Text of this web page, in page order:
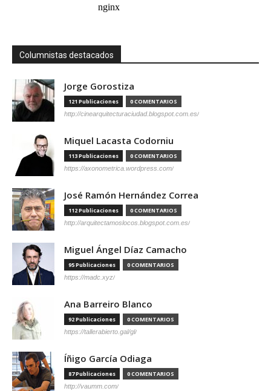
Columnistas destacados
Jorge Gorostiza
121 Publicaciones 0 COMENTARIOS
http://cinearquitecturaciudad.blogspot.com.es/
Miquel Lacasta Codorniu
113 Publicaciones 0 COMENTARIOS
https://axonometrica.wordpress.com/
José Ramón Hernández Correa
112 Publicaciones 0 COMENTARIOS
http://arquitectamoslocos.blogspot.com.es/
Miguel Ángel Díaz Camacho
95 Publicaciones 0 COMENTARIOS
https://madc.xyz/
Ana Barreiro Blanco
92 Publicaciones 0 COMENTARIOS
https://tallerabierto.gal/gl/
Íñigo García Odiaga
87 Publicaciones 0 COMENTARIOS
http://vaumm.com/